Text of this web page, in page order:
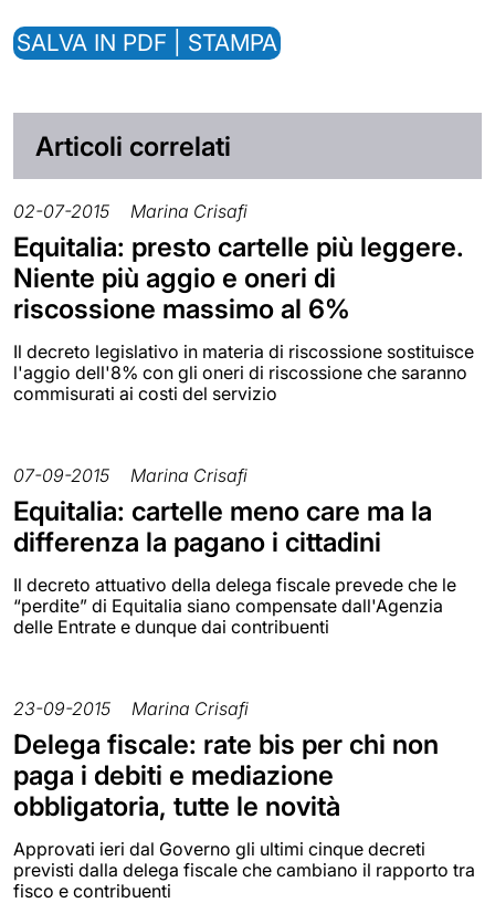
SALVA IN PDF | STAMPA
Articoli correlati
02-07-2015 Marina Crisafi
Equitalia: presto cartelle più leggere.
Niente più aggio e oneri di
riscossione massimo al 6%
Il decreto legislativo in materia di riscossione sostituisce
l'aggio dell'8% con gli oneri di riscossione che saranno
commisurati ai costi del servizio
07-09-2015 Marina Crisafi
Equitalia: cartelle meno care ma la
differenza la pagano i cittadini
Il decreto attuativo della delega fiscale prevede che le
“perdite” di Equitalia siano compensate dall'Agenzia
delle Entrate e dunque dai contribuenti
23-09-2015 Marina Crisafi
Delega fiscale: rate bis per chi non
paga i debiti e mediazione
obbligatoria, tutte le novità
Approvati ieri dal Governo gli ultimi cinque decreti
previsti dalla delega fiscale che cambiano il rapporto tra
fisco e contribuenti